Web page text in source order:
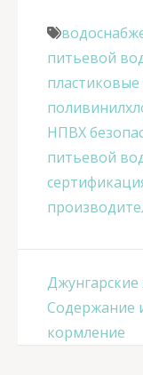
питьевой
НПВХ
питьевой
по
записям
Джунгарские
Содержание
кормление